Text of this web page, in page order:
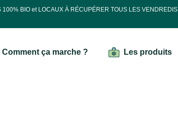
BIO et LOCAUX À RÉCUPÉRER TOUS LES VENDREDIS
Comment ça marche ? Les produits